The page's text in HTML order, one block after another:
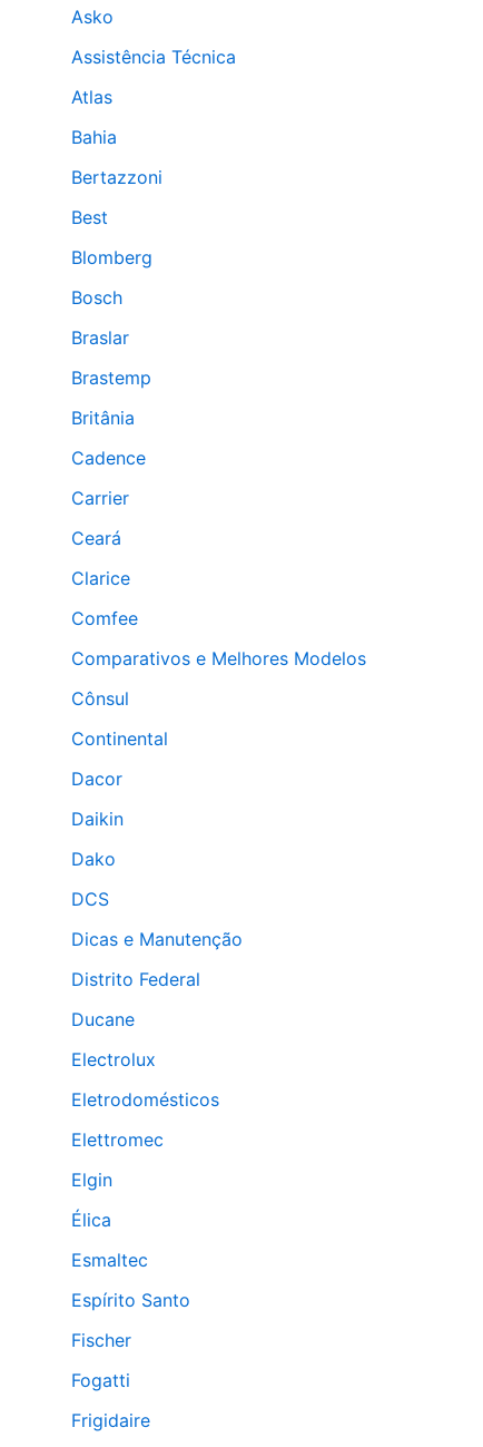
Asko
Assistência Técnica
Atlas
Bahia
Bertazzoni
Best
Blomberg
Bosch
Braslar
Brastemp
Britânia
Cadence
Carrier
Ceará
Clarice
Comfee
Comparativos e Melhores Modelos
Cônsul
Continental
Dacor
Daikin
Dako
DCS
Dicas e Manutenção
Distrito Federal
Ducane
Electrolux
Eletrodomésticos
Elettromec
Elgin
Élica
Esmaltec
Espírito Santo
Fischer
Fogatti
Frigidaire